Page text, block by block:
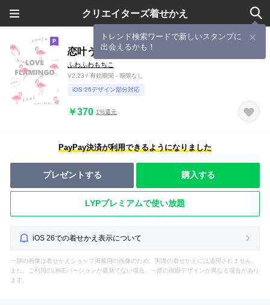
クリエイターズ着せかえ
トレンド検索ワードで新しいスタンプに
出会えるかも！
恋叶う♡FLAMINGO
ふわふわもちこ
V2.23 / 有効期間 - 期限なし
iOS 26デザイン部分対応
￥370 1%還元
PayPay決済が利用できるようになりました
プレゼントする 購入する
LYPプレミアムで使い放題
iOS 26での着せかえ表示について
一部の画像は着せかえショップ掲載用の画像のため、実際の着せかえには適用されません。
また、ご利用のLINEバージョンが最新でない場合、一部の画面デザインが異なる場合があり
ます。